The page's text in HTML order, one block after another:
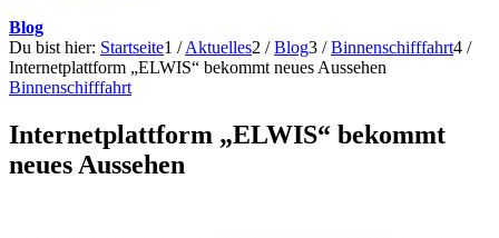
Blog
Du bist hier: Startseite1 / Aktuelles2 / Blog3 / Binnenschifffahrt4 /
Internetplattform „ELWIS“ bekommt neues Aussehen
Binnenschifffahrt
Internetplattform „ELWIS“ bekommt
neues Aussehen